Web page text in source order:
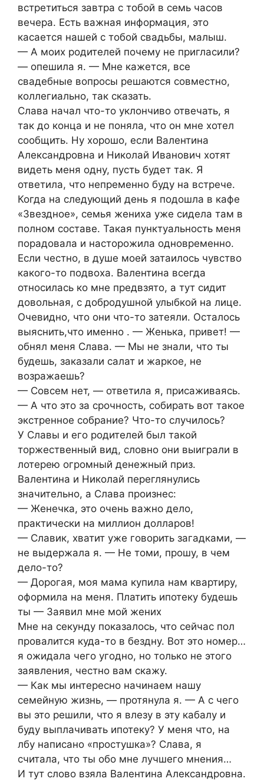
встретиться завтра с тобой в семь часов
вечера. Есть важная информация, это
касается нашей с тобой свадьбы, малыш.
— А моих родителей почему не пригласили?
— опешила я. — Мне кажется, все
свадебные вопросы решаются совместно,
коллегиально, так сказать.
Слава начал что-то уклончиво отвечать, я
так до конца и не поняла, что он мне хотел
сообщить. Ну хорошо, если Валентина
Александровна и Николай Иванович хотят
видеть меня одну, пусть будет так. Я
ответила, что непременно буду на встрече.
Когда на следующий день я подошла в кафе
«Звездное», семья жениха уже сидела там в
полном составе. Такая пунктуальность меня
порадовала и насторожила одновременно.
Если честно, в душе моей затаилось чувство
какого-то подвоха. Валентина всегда
относилась ко мне предвзято, а тут сидит
довольная, с добродушной улыбкой на лице.
Очевидно, что они что-то затеяли. Осталось
выяснить,что именно . — Женька, привет! —
обнял меня Слава. — Мы не знали, что ты
будешь, заказали салат и жаркое, не
возражаешь?
— Совсем нет, — ответила я, присаживаясь.
— А что это за срочность, собирать вот такое
экстренное собрание? Что-то случилось?
У Славы и его родителей был такой
торжественный вид, словно они выиграли в
лотерею огромный денежный приз.
Валентина и Николай переглянулись
значительно, а Слава произнес:
— Женечка, это очень важно дело,
практически на миллион долларов!
— Славик, хватит уже говорить загадками, —
не выдержала я. — Не томи, прошу, в чем
дело-то?
— Дорогая, моя мама купила нам квартиру,
оформила на меня. Платить ипотеку будешь
ты — Заявил мне мой жених
Мне на секунду показалось, что сейчас пол
провалится куда-то в бездну. Вот это номер…
я ожидала чего угодно, но только не этого
заявления, честно вам скажу.
— Как мы интересно начинаем нашу
семейную жизнь, — протянула я. — А с чего
вы это решили, что я влезу в эту кабалу и
буду выплачивать ипотеку? У меня что, на
лбу написано «простушка»? Слава, я
считала, что ты обо мне лучшего мнения…
И тут слово взяла Валентина Александровна.